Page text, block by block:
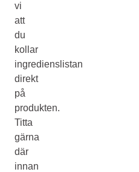
vi
att
du
kollar
ingredienslistan
direkt
på
produkten.
Titta
gärna
där
innan